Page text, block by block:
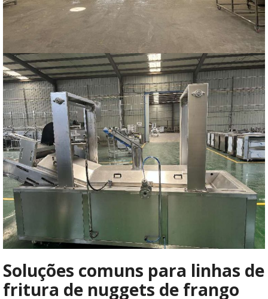
Soluções comuns para linhas de
fritura de nuggets de frango